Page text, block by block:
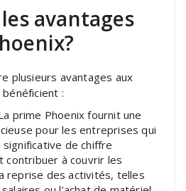
avantages
plusieurs avantages aux
:
prime Phoenix fournit une
pour les entreprises qui
de chiffre
contribuer à couvrir les
reprise des activités, telles